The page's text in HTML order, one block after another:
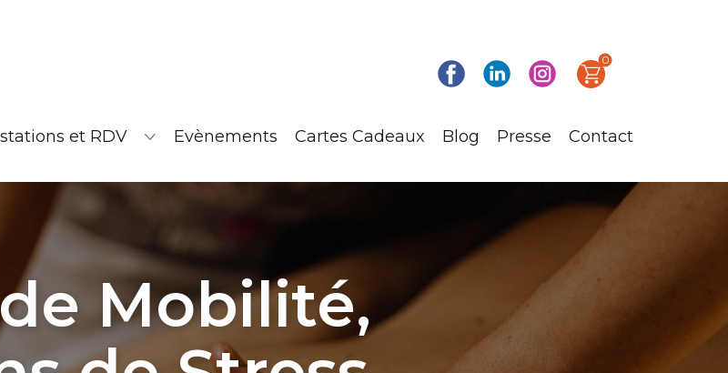
0
et RDV Evènements Cartes Cadeaux Blog Presse Contact
Mobilité,